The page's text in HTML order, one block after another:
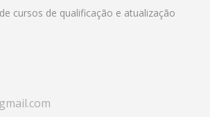
cursos de qualificação e atualização